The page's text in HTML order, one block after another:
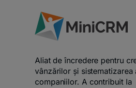
Aliat de încredere pentru
vânzărilor și sistematizarea
companiilor. A contribuit la